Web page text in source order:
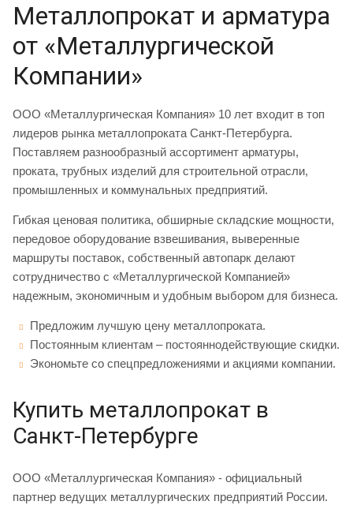
Металлопрокат и арматура
от «Металлургической
Компании»
ООО «Металлургическая Компания» 10 лет входит в топ
лидеров рынка металлопроката Санкт-Петербурга.
Поставляем разнообразный ассортимент арматуры,
проката, трубных изделий для строительной отрасли,
промышленных и коммунальных предприятий.
Гибкая ценовая политика, обширные складские мощности,
передовое оборудование взвешивания, выверенные
маршруты поставок, собственный автопарк делают
сотрудничество с «Металлургической Компанией»
надежным, экономичным и удобным выбором для бизнеса.
Предложим лучшую цену металлопроката.
Постоянным клиентам – постояннодействующие скидки.
Экономьте со спецпредложениями и акциями компании.
Купить металлопрокат в
Санкт-Петербурге
ООО «Металлургическая Компания» - официальный
партнер ведущих металлургических предприятий России.